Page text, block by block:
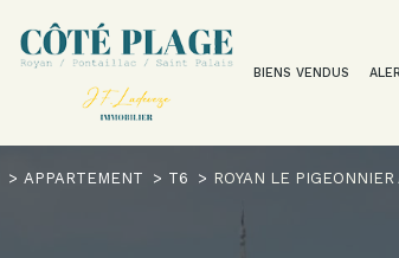
BIENS VENDUS
Voir les1annonces
APPARTEMENT T6 ROYAN LE